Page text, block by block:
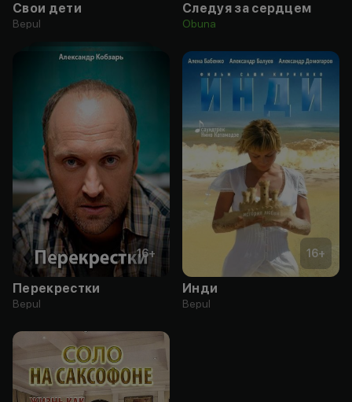
Свои дети
Bepul
Следуя за сердцем
Obuna
16+
Перекрестки
Bepul
16+
Инди
Bepul